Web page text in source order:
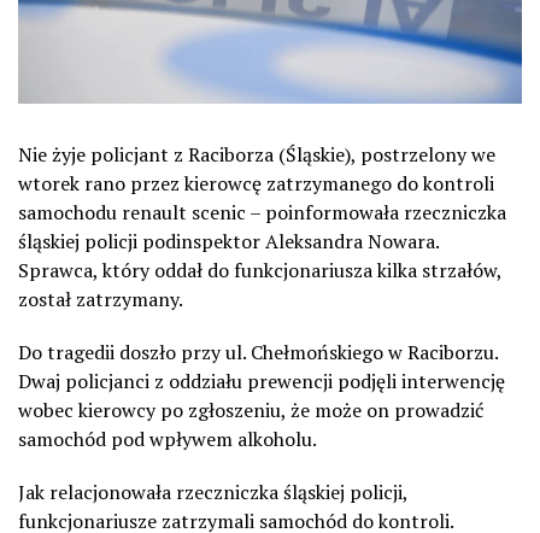
Nie żyje policjant z Raciborza (Śląskie), postrzelony we
wtorek rano przez kierowcę zatrzymanego do kontroli
samochodu renault scenic – poinformowała rzeczniczka
śląskiej policji podinspektor Aleksandra Nowara.
Sprawca, który oddał do funkcjonariusza kilka strzałów,
został zatrzymany.
Do tragedii doszło przy ul. Chełmońskiego w Raciborzu.
Dwaj policjanci z oddziału prewencji podjęli interwencję
wobec kierowcy po zgłoszeniu, że może on prowadzić
samochód pod wpływem alkoholu.
Jak relacjonowała rzeczniczka śląskiej policji,
funkcjonariusze zatrzymali samochód do kontroli.